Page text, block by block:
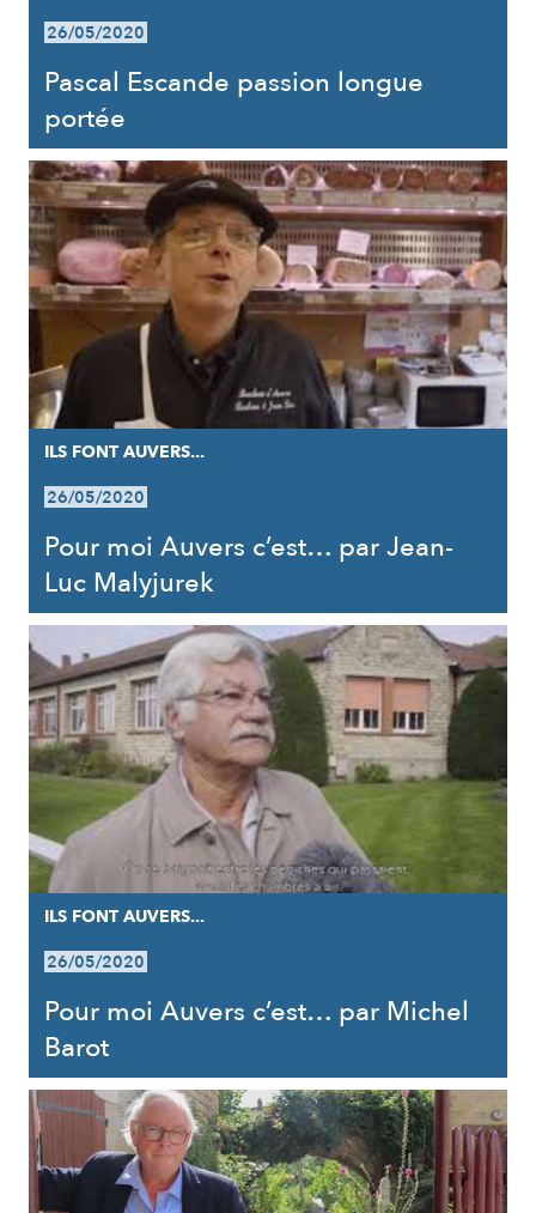
26/05/2020
Pascal Escande passion longue
portée
ILS FONT AUVERS...
26/05/2020
Pour moi Auvers c’est… par Jean-
Luc Malyjurek
ILS FONT AUVERS...
26/05/2020
Pour moi Auvers c’est… par Michel
Barot